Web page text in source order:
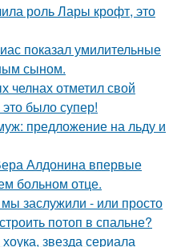
роль Лары крофт, это
показал умилительные
сыном.
челнах отметил свой
было супер!
предложение на льду и
Алдонина впервые
больном отце.
заслужили - или просто
потоп в спальне?
звезда сериала